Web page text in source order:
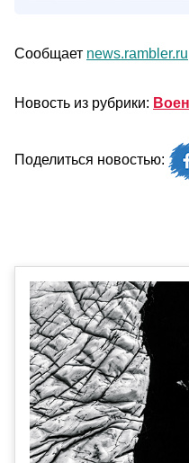
Сообщает news.rambler.ru
Новость из рубрики:
Поделиться новостью: